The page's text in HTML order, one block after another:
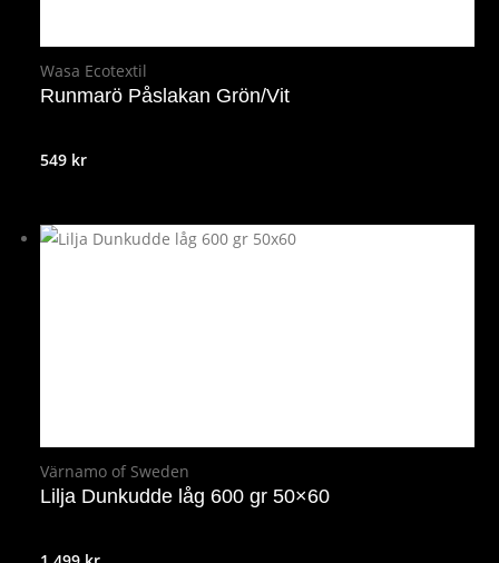
Wasa Ecotextil
Runmarö Påslakan Grön/Vit
549 kr
Värnamo of Sweden
Lilja Dunkudde låg 600 gr 50×60